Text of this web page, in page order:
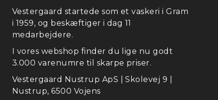
Vestergaard startede som et vaskeri i Gram
i 1959, og beskæftiger i dag 11
medarbejdere.
I vores webshop finder du lige nu godt
3.000 varenumre til skarpe priser.
Vestergaard Nustrup ApS | Skolevej 9 |
Nustrup, 6500 Vojens